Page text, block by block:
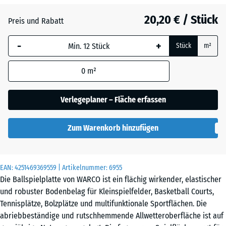
EAN:4251469369559 | Artikelnummer:6955
Die Ballspielplatte von WARCO ist ein flächig wirkender, elastischer
und robuster Bodenbelag für Kleinspielfelder, Basketball Courts,
Tennisplätze, Bolzplätze und multifunktionale Sportflächen. Die
abriebbeständige und rutschhemmende Allwetteroberfläche ist auf
Dunkelgrauer
Granit
Grauer
Granit
Preis und Rabatt 20,20 € / Stück
- + Stück m²
0 m²
Verlegeplaner – Fläche erfassen
Zum Warenkorb hinzufügen